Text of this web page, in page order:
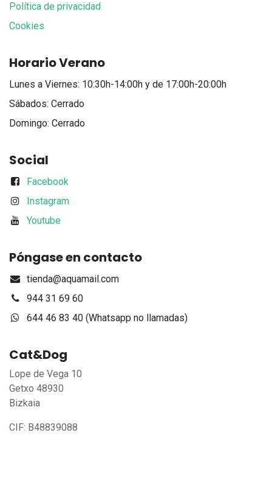
Política de privacidad
Cookies
Horario Verano
Lunes a Viernes: 10:30h-14:00h y de 17:00h-20:00h
Sábados: Cerrado
Domingo: Cerrado
Social
Facebook
Instagram
Youtube
Póngase en contacto
tienda@aquamail.com
944 31 69 60
644 46 83 40 (Whatsapp no llamadas)
Cat&Dog
Lope de Vega 10
Getxo 48930
Bizkaia
CIF: B48839088